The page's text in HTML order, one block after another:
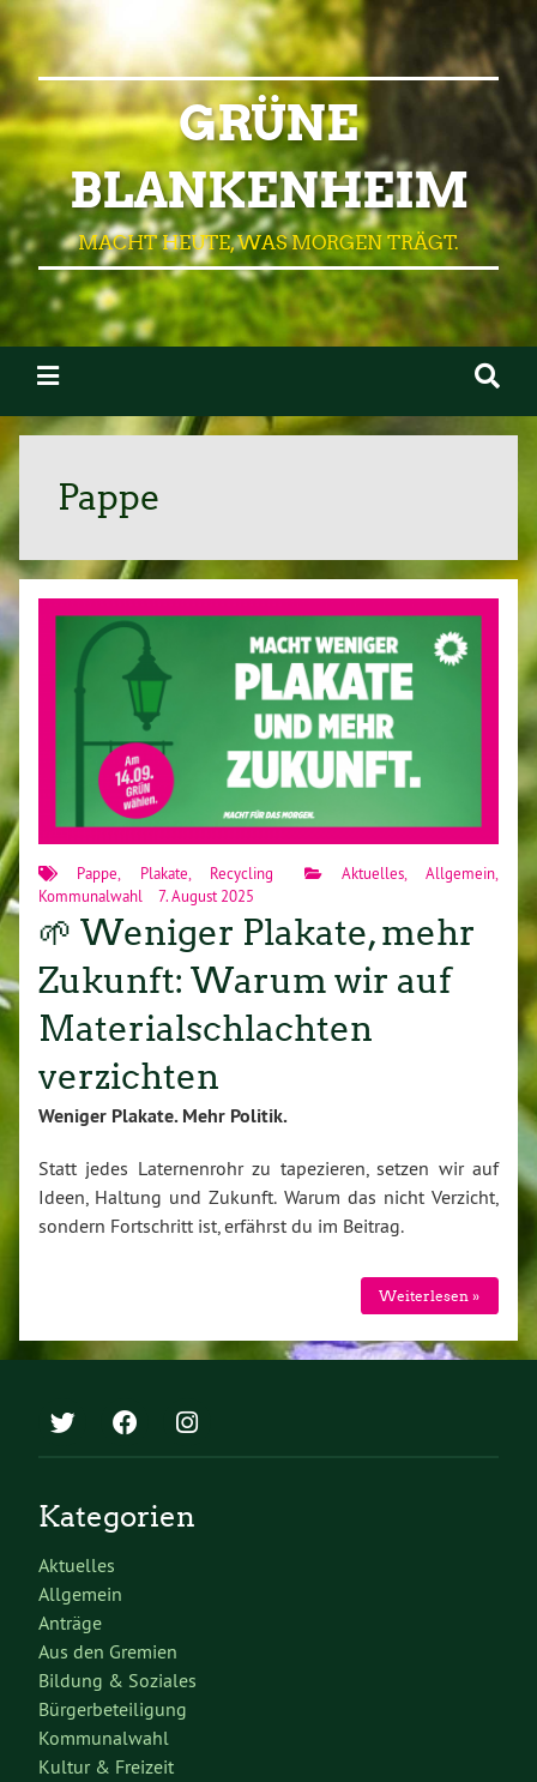
GRÜNE
BLANKENHEIM
MACHT HEUTE, WAS MORGEN TRÄGT.
Pappe
Pappe Plakate Recycling Aktuelles,Allgemein
Kommunalwahl
7. August 2025
🌱 Weniger Plakate, mehr
Zukunft: Warum wir auf
Materialschlachten
verzichten
Weniger Plakate. Mehr Politik.
Statt jedes Laternenrohr zu tapezieren, setzen wir auf
Ideen, Haltung und Zukunft. Warum das nicht Verzicht,
sondern Fortschritt ist, erfährst du im Beitrag.
Weiterlesen »
Kategorien
Aktuelles
Allgemein
Anträge
Aus den Gremien
Bildung & Soziales
Bürgerbeteiligung
Kommunalwahl
Kultur & Freizeit